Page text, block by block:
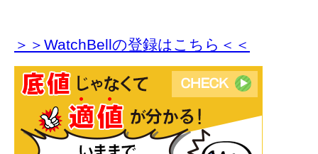
＞＞WatchBellの登録はこちら＜＜